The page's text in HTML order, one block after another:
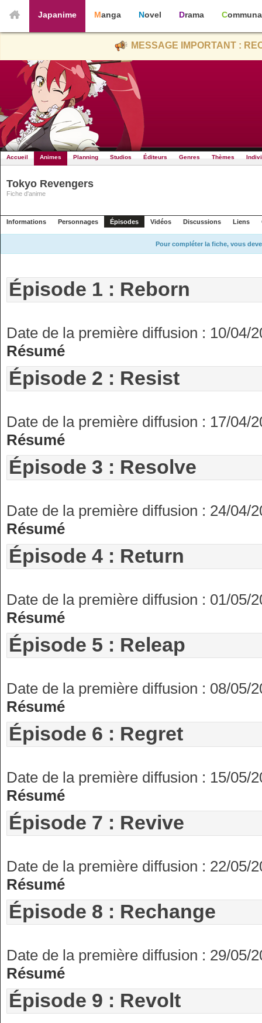
Japanime Manga Novel Drama
MESSAGE IMPORTANT :
Accueil Animes Planning Studios Éditeurs Genres Thèmes
Tokyo Revengers
Fiche d'anime
Informations Personnages Épisodes Vidéos Discussions Liens
Pour compléter la fiche, vous
Épisode 1 : Reborn
Date de la première diffusion : 10/04/
Résumé
Épisode 2 : Resist
Date de la première diffusion : 17/04/
Résumé
Épisode 3 : Resolve
Date de la première diffusion : 24/04/
Résumé
Épisode 4 : Return
Date de la première diffusion : 01/05/
Résumé
Épisode 5 : Releap
Date de la première diffusion : 08/05/
Résumé
Épisode 6 : Regret
Date de la première diffusion : 15/05/
Résumé
Épisode 7 : Revive
Date de la première diffusion : 22/05/
Résumé
Épisode 8 : Rechange
Date de la première diffusion : 29/05/
Résumé
Épisode 9 : Revolt